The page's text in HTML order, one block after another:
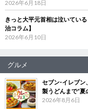
2026年6月18日
きっと大平元首相は泣いてい
治コラム】
2026年6月10日
グルメ
セブン‐イレブ
製うどんまで“夏
2026年8月6日